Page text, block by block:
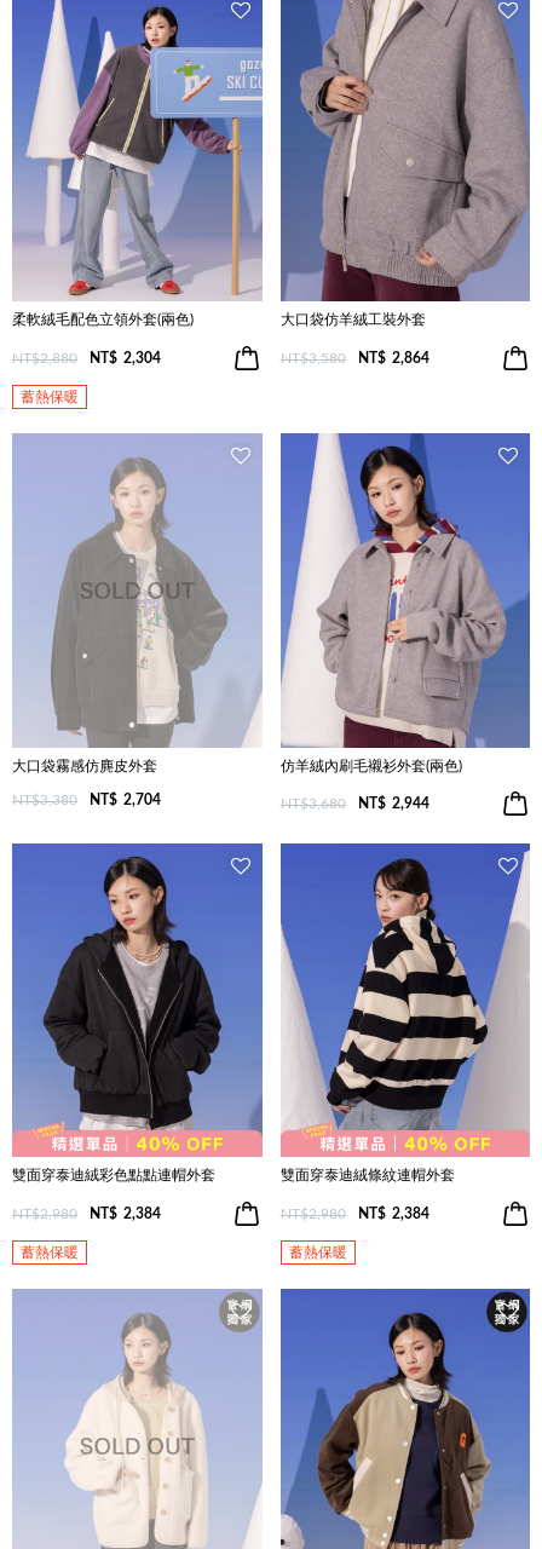
柔軟絨毛配色立領外套(兩色)
NT$2,880 NT$ 2,304
蓄熱保暖
大口袋仿羊絨工裝外套
NT$3,580 NT$ 2,864
大口袋霧感仿麂皮外套
NT$3,380 NT$ 2,704
仿羊絨內刷毛襯衫外套(兩色)
NT$3,680 NT$ 2,944
雙面穿泰迪絨彩色點點連帽外套
NT$2,980 NT$ 2,384
蓄熱保暖
雙面穿泰迪絨條紋連帽外套
NT$2,980 NT$ 2,384
蓄熱保暖